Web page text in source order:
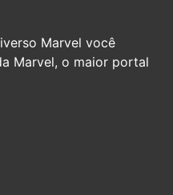
Marvel você
Marvel, o maior portal